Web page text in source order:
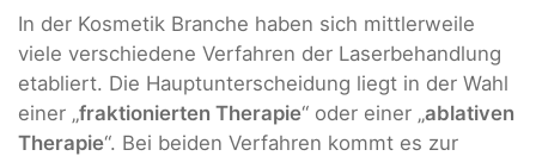
In der Kosmetik Branche haben sich mittlerweile
viele verschiedene Verfahren der Laserbehandlung
etabliert. Die Hauptunterscheidung liegt in der Wahl
einer „fraktionierten Therapie“ oder einer „ablativen
Therapie“. Bei beiden Verfahren kommt es zur